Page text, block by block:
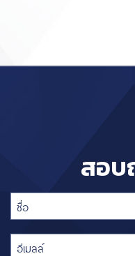
สอบ